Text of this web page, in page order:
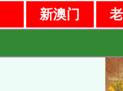
新澳门